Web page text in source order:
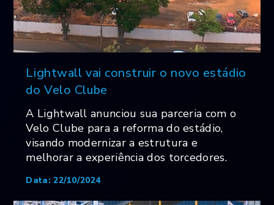
Lightwall vai construir o novo estádio
do Velo Clube
A Lightwall anunciou sua parceria com o
Velo Clube para a reforma do estádio,
visando modernizar a estrutura e
melhorar a experiência dos torcedores.
Data: 22/10/2024